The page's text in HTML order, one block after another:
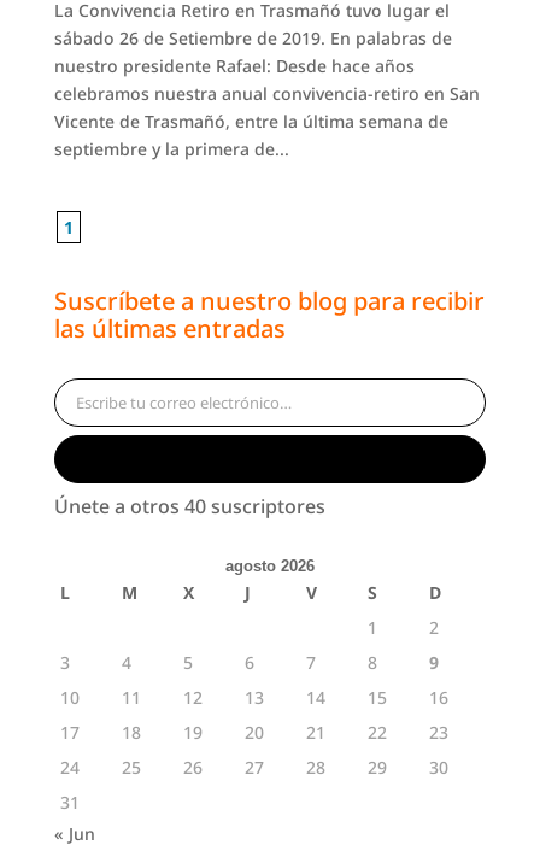
La Convivencia Retiro en Trasmañó tuvo lugar el
sábado 26 de Setiembre de 2019. En palabras de
nuestro presidente Rafael: Desde hace años
celebramos nuestra anual convivencia-retiro en San
Vicente de Trasmañó, entre la última semana de
septiembre y la primera de...
1
Suscríbete a nuestro blog para recibir
las últimas entradas
Escribe tu correo electrónico…
Únete a otros 40 suscriptores
agosto 2026
L M X J V S
D
1
2
3
4 5 6 7 8
9
10
11 12 13 14 15
16
17
18 19 20 21 22
23
24
25 26 27 28 29
30
31
« Jun